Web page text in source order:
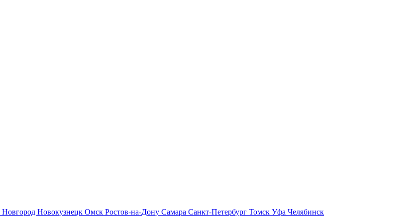
Новокузнецк Омск Ростов-на-Дону Самара Санкт-Петербург Томск Уфа Челябинск